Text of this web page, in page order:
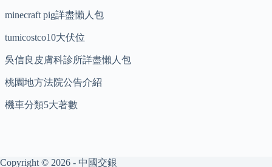
minecraft pig詳盡懶人包
tumicostco10大伏位
吳信良皮膚科診所詳盡懶人包
桃園地方法院公告介紹
機車分類5大著數
Copyright © 2026 - 中國交銀